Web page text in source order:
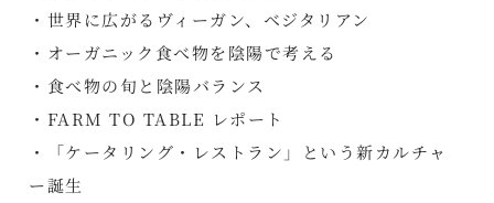
・世界に広がるヴィーガン、ベジタリアン
・オーガニック食べ物を陰陽で考える
・食べ物の旬と陰陽バランス
・FARM TO TABLE レポート
・「ケータリング・レストラン」という新カルチャ
ー誕生